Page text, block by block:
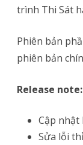
trình Thi Sát
Phiên bản
phiên bản
Release note:
Cập nhật
Sửa lỗi